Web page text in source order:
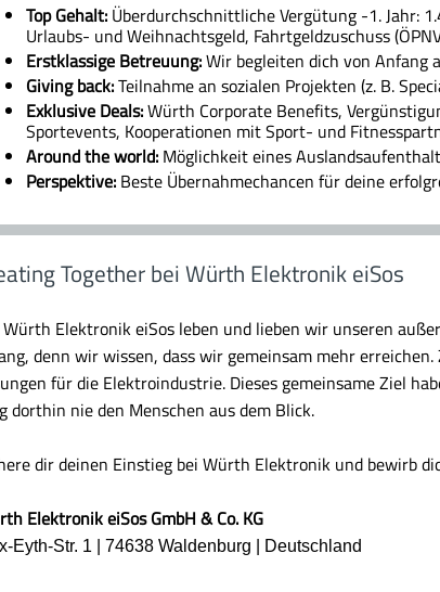
Top Gehalt: Überdurchschnittliche Vergütung -1. Jahr:
Urlaubs- und Weihnachtsgeld, Fahrtgeldzuschuss
Erstklassige Betreuung:Wir begleiten dich von Anfang
Giving back:Teilnahme an sozialen Projekten (z. B.
Exklusive Deals:Würth Corporate Benefits,
Sportevents, Kooperationen mit Sport- und
Around the world: Möglichkeit eines
Perspektive: Beste Übernahmechancen für deine
Together bei Würth Elektronik eiSos
Würth Elektronik eiSos leben und lieben wir unseren
denn wir wissen, dass wir gemeinsam mehr
für die Elektroindustrie. Dieses gemeinsame Ziel
dorthin nie den Menschen aus dem Blick.
dir deinen Einstieg bei Würth Elektronik und bewirb
Elektronik eiSos GmbH & Co. KG
Eyth-Str. 1 | 74638 Waldenburg | Deutschland